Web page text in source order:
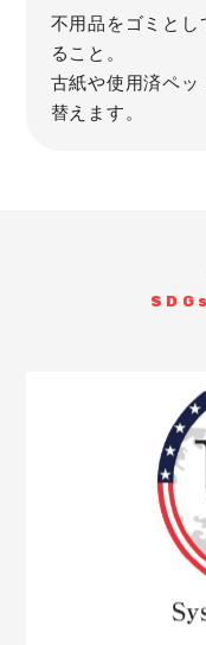
不用品をゴミとし
ること。
古紙や使用済ペッ
替えます。